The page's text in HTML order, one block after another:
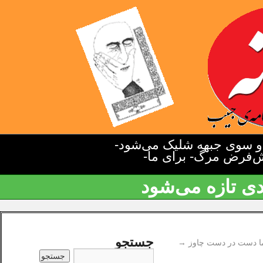
سوی جبهه شلیک می‌شود-
مرگ- برای ما-
تازه می‌شود
دست در دست چاوز → جستجو